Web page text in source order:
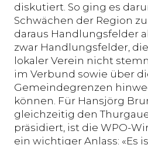
diskutiert. So ging es
Schwächen der Region
daraus Handlungsfelder
zwar Handlungsfelder,
lokaler Verein nicht
im Verbund sowie über
Gemeindegrenzen
können. Für Hansjörg
gleichzeitig den
präsidiert, ist die WPO-
ein wichtiger Anlass: «Es